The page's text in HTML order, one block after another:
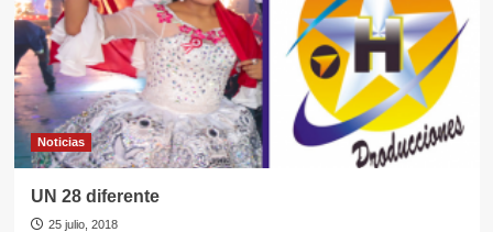
Noticias
UN 28 diferente
25 julio, 2018